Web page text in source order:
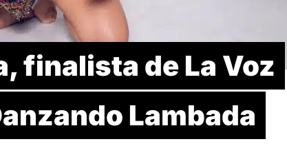
finalista de La Voz
Lambada